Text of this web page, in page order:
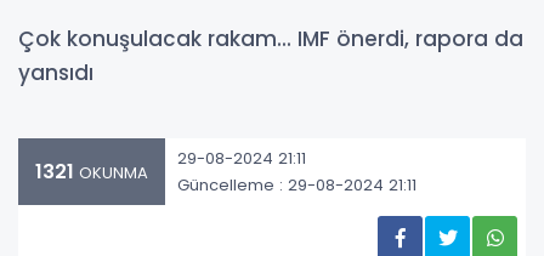
Çok konuşulacak rakam... IMF önerdi, rapora da
yansıdı
1321 OKUNMA
29-08-2024 21:11
Güncelleme : 29-08-2024 21:11